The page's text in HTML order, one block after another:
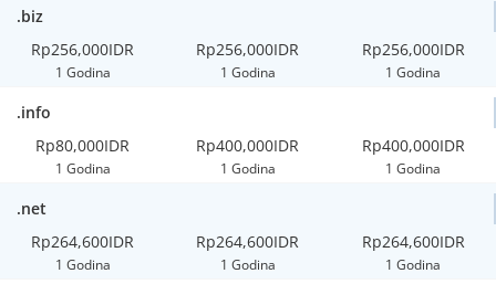
.biz
Rp256,000IDR
1 Godina
Rp256,000IDR
1 Godina
Rp256,000IDR
1 Godina
.info
Rp80,000IDR
1 Godina
Rp400,000IDR
1 Godina
Rp400,000IDR
1 Godina
.net
Rp264,600IDR
1 Godina
Rp264,600IDR
1 Godina
Rp264,600IDR
1 Godina